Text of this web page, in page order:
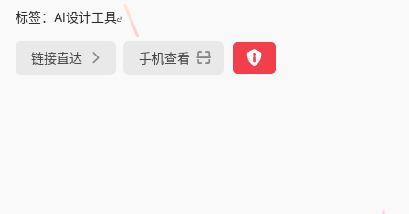
标签： AI设计工具
链接直达 手机查看